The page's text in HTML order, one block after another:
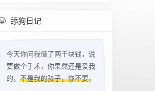
舔狗日记
今天你问我借了两千块钱，说
要做个手术，你果然还是爱我
的， 不是我的孩子，你不要。